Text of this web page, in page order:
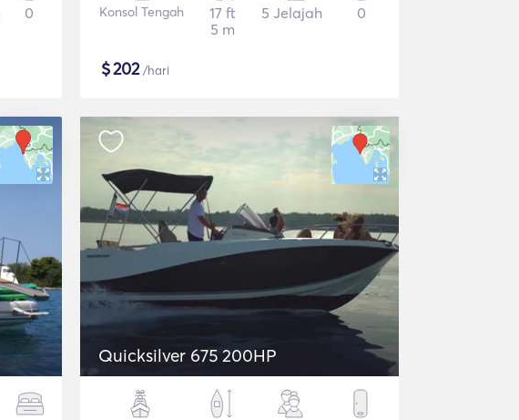
0 Konsol Tengah
17 ft
5 m
5 Jelajah 0
$202/hari
Quicksilver 675 200HP